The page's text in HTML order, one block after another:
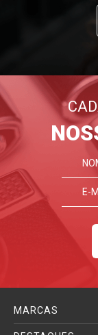
MARCAS